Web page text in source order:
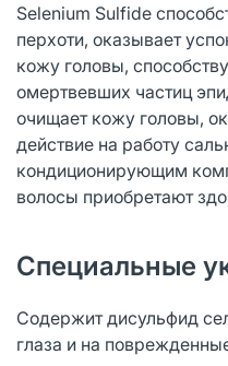
Selenium Sulfide
перхоти, оказывает
кожу головы,
омертвевших частиц
очищает кожу головы,
действие на работу
кондиционирующим
волосы приобретают
Специальные
Содержит дисульфид
глаза и на